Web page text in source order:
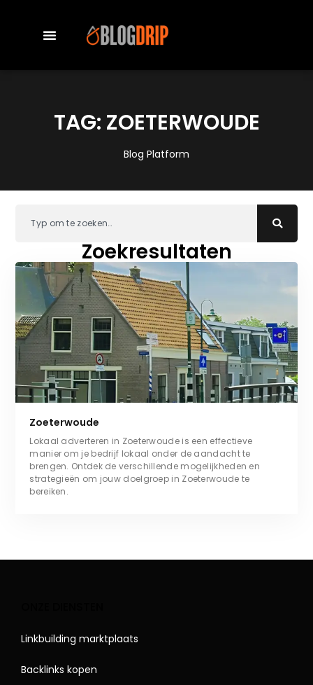
TAG: ZOETERWOUDE
Blog Platform
Zoekresultaten
Zoeterwoude
Lokaal adverteren in Zoeterwoude is een effectieve
manier om je bedrijf lokaal onder de aandacht te
brengen. Ontdek de verschillende mogelijkheden en
strategieën om jouw doelgroep in Zoeterwoude te
bereiken.
Linkbuilding marktplaats
Backlinks kopen